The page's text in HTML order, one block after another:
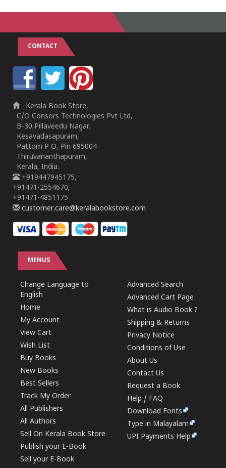
CONTACT
Kerala Book Store,
C/O Consors Technologies Pvt Ltd,
B-30,Pillaveedu Nagar,
Kesavadasapuram,
Pattom P O, Pin 695004
Thiruvananthapuram,
Kerala, India.
+919447945175,
+91471-2554670,
+91471-4851175
customer.care@keralabookstore.com
MENUS
Change Language to
English
Home
My Account
View Cart
Wish List
Buy Books
New Books
Best Sellers
Track My Order
All Publishers
All Authors
Sell On Kerala Book Store
Publish your E-Book
Sell your E-Book
Advanced Search
Advanced Cart Page
What is Audio Book ?
Shipping & Returns
Privacy Notice
Conditions of Use
About Us
Contact Us
Request a Book
Help / FAQ
Download Fonts
Type in Malayalam
UPI Payments Help